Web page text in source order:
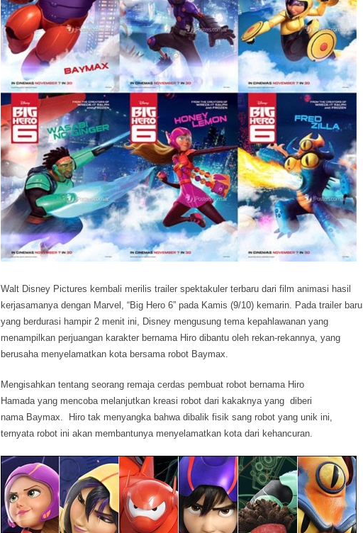
Walt Disney Pictures kembali merilis trailer spektakuler terbaru dari film animasi hasil
kerjasamanya dengan Marvel, “Big Hero 6” pada Kamis (9/10) kemarin. Pada trailer baru
yang berdurasi hampir 2 menit ini, Disney mengusung tema kepahlawanan yang
menampilkan perjuangan karakter bernama Hiro dibantu oleh rekan-rekannya, yang
berusaha menyelamatkan kota bersama robot Baymax.
Mengisahkan tentang seorang remaja cerdas pembuat robot bernama Hiro
Hamada yang mencoba melanjutkan kreasi robot dari kakaknya yang diberi
nama Baymax. Hiro tak menyangka bahwa dibalik fisik sang robot yang unik ini,
ternyata robot ini akan membantunya menyelamatkan kota dari kehancuran.